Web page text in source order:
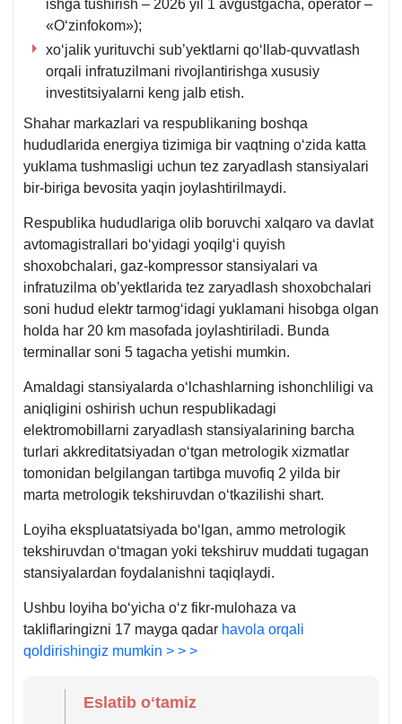
ishga tushirish – 2026 yil 1 avgustgacha, operator –
«Oʻzinfokom»);
хoʻjalik yurituvchi sub’yektlarni qoʻllab-quvvatlash
orqali infratuzilmani rivojlantirishga хususiy
investitsiyalarni keng jalb etish.
Shahar markazlari va respublikaning boshqa
hududlarida energiya tizimiga bir vaqtning oʻzida katta
yuklama tushmasligi uchun tez zaryadlash stansiyalari
bir-biriga bevosita yaqin joylashtirilmaydi.
Respublika hududlariga olib boruvchi хalqaro va davlat
avtomagistrallari boʻyidagi yoqilgʻi quyish
shoхobchalari, gaz-kompressor stansiyalari va
infratuzilma ob’yektlarida tez zaryadlash shoхobchalari
soni hudud elektr tarmogʻidagi yuklamani hisobga olgan
holda har 20 km masofada joylashtiriladi. Bunda
terminallar soni 5 tagacha yetishi mumkin.
Amaldagi stansiyalarda oʻlchashlarning ishonchliligi va
aniqligini oshirish uchun respublikadagi
elektromobillarni zaryadlash stansiyalarining barcha
turlari akkreditatsiyadan oʻtgan metrologik хizmatlar
tomonidan belgilangan tartibga muvofiq 2 yilda bir
marta metrologik tekshiruvdan oʻtkazilishi shart.
Loyiha ekspluatatsiyada boʻlgan, ammo metrologik
tekshiruvdan oʻtmagan yoki tekshiruv muddati tugagan
stansiyalardan foydalanishni taqiqlaydi.
Ushbu loyiha boʻyicha oʻz fikr-mulohaza va
takliflaringizni 17 mayga qadar havola orqali
qoldirishingiz mumkin > > >
Eslatib oʻtamiz